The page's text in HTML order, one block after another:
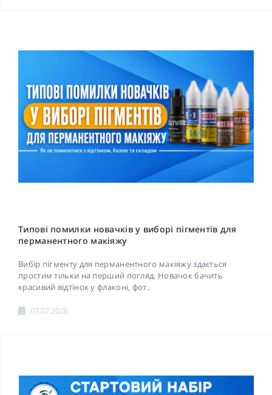
Типові помилки новачків у виборі пігментів для
перманентного макіяжу
Вибір пігменту для перманентного макіяжу здається
простим тільки на перший погляд. Новачок бачить
красивий відтінок у флаконі, фот..
07.07.2026